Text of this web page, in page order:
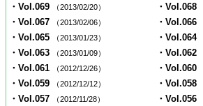
・Vol.069 （2013/02/20） ・Vol.068
・Vol.067 （2013/02/06） ・Vol.066
・Vol.065 （2013/01/23） ・Vol.064
・Vol.063 （2013/01/09） ・Vol.062
・Vol.061 （2012/12/26） ・Vol.060
・Vol.059 （2012/12/12） ・Vol.058
・Vol.057 （2012/11/28） ・Vol.056